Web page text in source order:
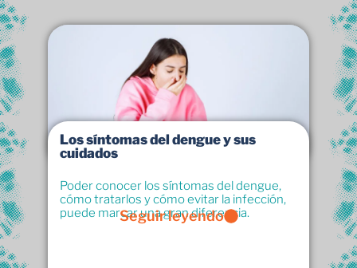
Los síntomas del dengue y sus
cuidados
Poder conocer los síntomas del dengue,
cómo tratarlos y cómo evitar la infección,
puede marcar una gran diferencia.
Seguir leyendo